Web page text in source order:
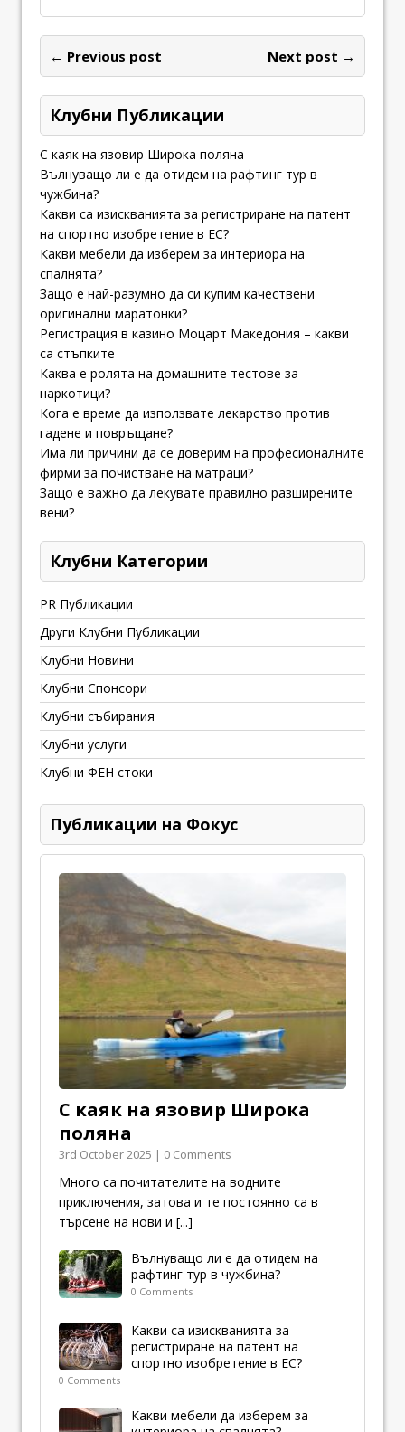
← Previous post Next post →
Клубни Публикации
С каяк на язовир Широка поляна
Вълнуващо ли е да отидем на рафтинг тур в
чужбина?
Какви са изискванията за регистриране на патент
на спортно изобретение в ЕС?
Какви мебели да изберем за интериора на
спалнята?
Защо е най-разумно да си купим качествени
оригинални маратонки?
Регистрация в казино Моцарт Македония – какви
са стъпките
Каква е ролята на домашните тестове за
наркотици?
Кога е време да използвате лекарство против
гадене и повръщане?
Има ли причини да се доверим на професионалните
фирми за почистване на матраци?
Защо е важно да лекувате правилно разширените
вени?
Клубни Категории
PR Публикации
Други Клубни Публикации
Клубни Новини
Клубни Спонсори
Клубни събирания
Клубни услуги
Клубни ФЕН стоки
Публикации на Фокус
С каяк на язовир Широка
поляна
3rd October 2025 | 0 Comments
Много са почитателите на водните
приключения, затова и те постоянно са в
търсене на нови и [...]
Вълнуващо ли е да отидем на
рафтинг тур в чужбина?
0 Comments
Какви са изискванията за
регистриране на патент на
спортно изобретение в ЕС?
0 Comments
Какви мебели да изберем за